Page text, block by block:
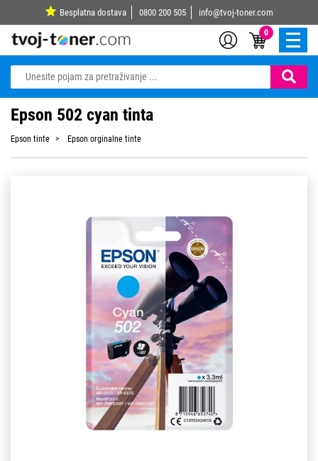
Besplatna dostava 0800 200 505 info@tvoj-toner.com
0
Epson 502 cyan tinta
Epson tinte Epson orginalne tinte